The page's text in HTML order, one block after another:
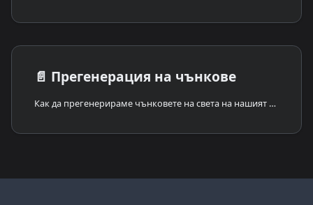
📄️ Прегенерация на чънкове
Как да прегенерираме чънковете на света на нашият Minecraft сървър